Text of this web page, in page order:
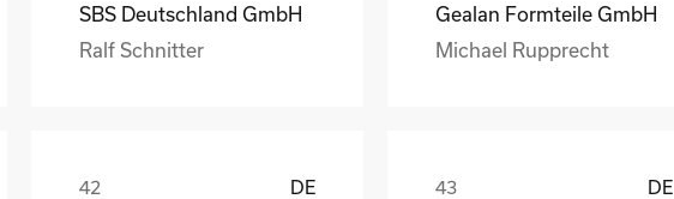
SBS Deutschland GmbH
Ralf Schnitter
Gealan Formteile GmbH
Michael Rupprecht
DE DE